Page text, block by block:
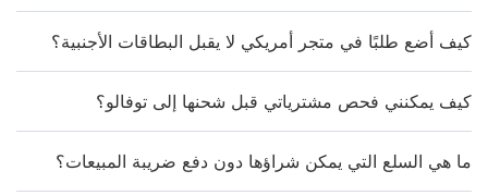
كيف أضع طلبًا في متجر أمريكي لا يقبل البطاقات الأجنبية؟
كيف يمكنني فحص مشترياتي قبل شحنها إلى توفالو؟
ما هي السلع التي يمكن شراؤها دون دفع ضريبة المبيعات؟